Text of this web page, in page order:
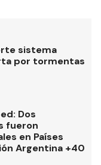
sistema
por tormentas
Dos
fueron
en Países
Argentina +40